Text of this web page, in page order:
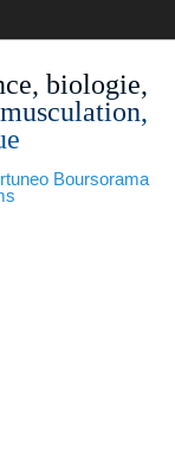
biologie,
Boursorama